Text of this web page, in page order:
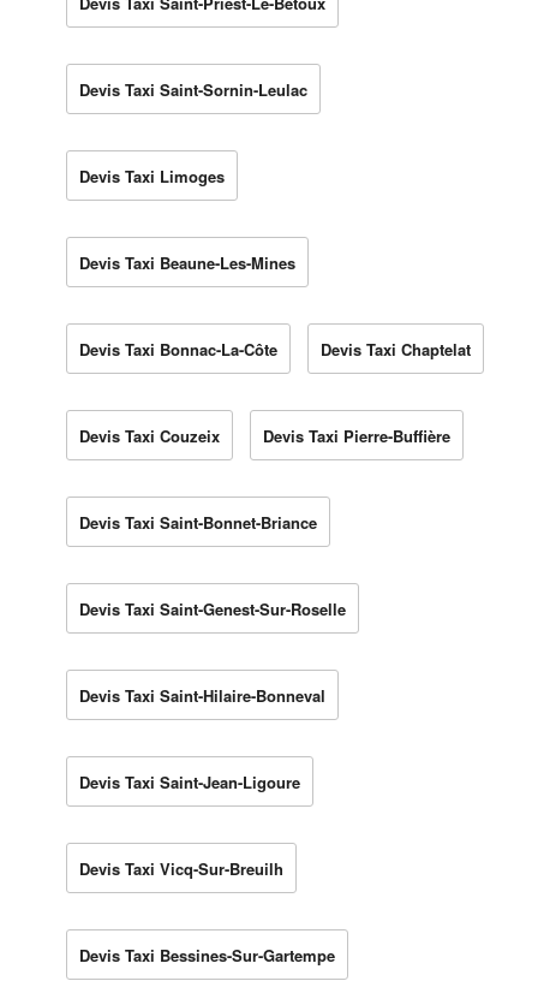
Devis Taxi Saint-Sornin-Leulac
Devis Taxi Limoges
Devis Taxi Beaune-Les-Mines
Devis Taxi Bonnac-La-Côte Devis Taxi Chaptelat
Devis Taxi Couzeix Devis Taxi Pierre-Buffière
Devis Taxi Saint-Bonnet-Briance
Devis Taxi Saint-Genest-Sur-Roselle
Devis Taxi Saint-Hilaire-Bonneval
Devis Taxi Saint-Jean-Ligoure
Devis Taxi Vicq-Sur-Breuilh
Devis Taxi Bessines-Sur-Gartempe